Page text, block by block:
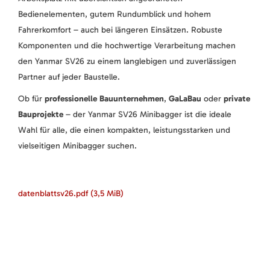
Bedienelementen, gutem Rundumblick und hohem
Fahrerkomfort – auch bei längeren Einsätzen. Robuste
Komponenten und die hochwertige Verarbeitung machen
den Yanmar SV26 zu einem langlebigen und zuverlässigen
Partner auf jeder Baustelle.
Ob für professionelle Bauunternehmen, GaLaBau oder private
Bauprojekte– der Yanmar SV26 Minibagger ist die ideale
Wahl für alle, die einen kompakten, leistungsstarken und
vielseitigen Minibagger suchen.
datenblattsv26.pdf (3,5 MiB)